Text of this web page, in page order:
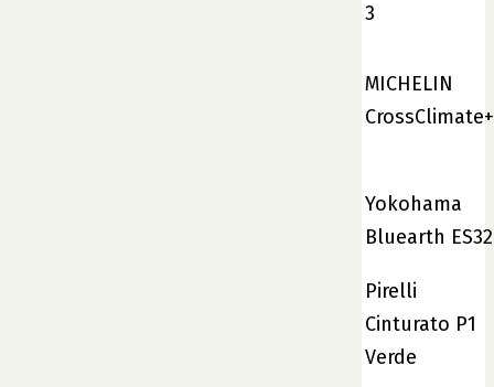
3
MICHELIN
CrossClimate+
Yokohama
Bluearth ES32
Pirelli
Cinturato P1
Verde